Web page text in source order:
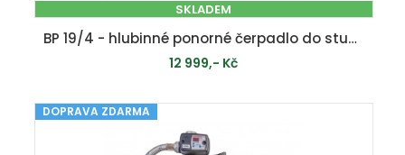
SKLADEM
BP 19/4 - hlubinné ponorné čerpadlo do studní a vrtů
12 999,- Kč
DOPRAVA ZDARMA